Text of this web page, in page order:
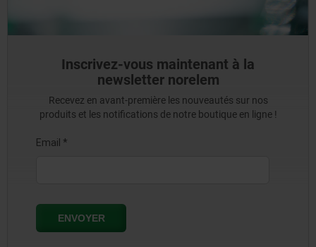
Inscrivez-vous maintenant à la
newsletter norelem
Recevez en avant-première les nouveautés sur nos
produits et les notifications de notre boutique en ligne !